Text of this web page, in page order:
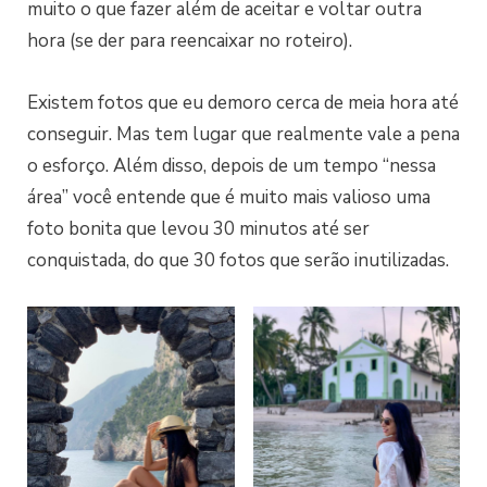
muito o que fazer além de aceitar e voltar outra
hora (se der para reencaixar no roteiro).
Existem fotos que eu demoro cerca de meia hora até
conseguir. Mas tem lugar que realmente vale a pena
o esforço. Além disso, depois de um tempo “nessa
área” você entende que é muito mais valioso uma
foto bonita que levou 30 minutos até ser
conquistada, do que 30 fotos que serão inutilizadas.